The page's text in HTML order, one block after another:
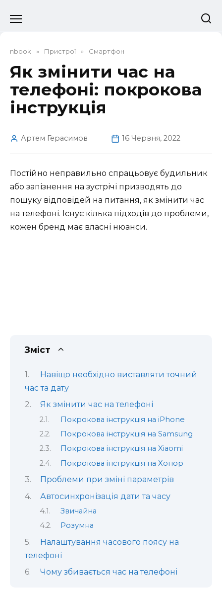
до
nbook » Пристрої » Смартфон
Як змінити час на
телефоні: покрокова
інструкція
Артем Герасимов 16 Червня, 2022
Постійно неправильно спрацьовує будильник
або запізнення на зустрічі призводять до
пошуку відповідей на питання, як змінити час
на телефоні. Існує кілька підходів до проблеми,
кожен бренд має власні нюанси.
Зміст
Навіщо необхідно виставляти точний
час та дату
Як змінити час на телефоні
Покрокова інструкція на iPhone
Покрокова інструкція на Samsung
Покрокова інструкція на Xiaomi
Покрокова інструкція на Хонор
Проблеми при зміні параметрів
Автосинхронізація дати та часу
Звичайна
Розумна
Налаштування часового поясу на
телефоні
Чому збивається час на телефоні